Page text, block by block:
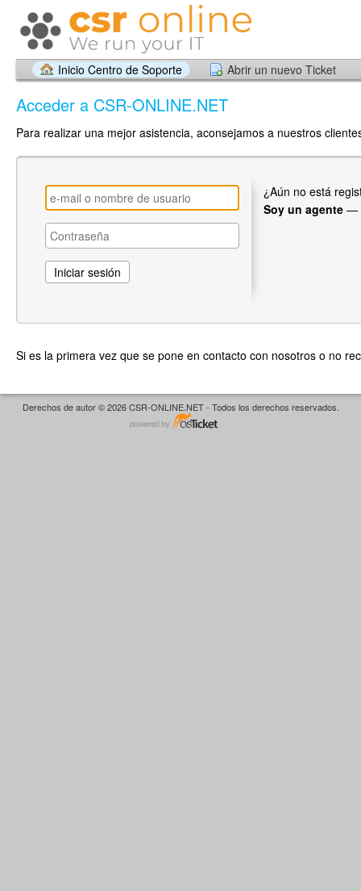
Inicio Centro de Soporte Abrir un nuevo Ticket
Acceder a CSR-ONLINE.NET
Para realizar una mejor asistencia, aconsejamos a nuestros
¿Aún no está
Soy un agente —
Si es la primera vez que se pone en contacto con nosotros o no
Derechos de autor © 2026 CSR-ONLINE.NET - Todos los derechos reservados.